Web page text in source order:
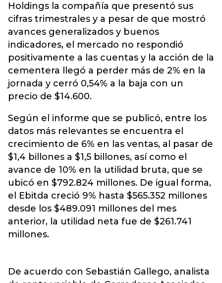
Holdings la compañía que presentó sus
cifras trimestrales y a pesar de que mostró
avances generalizados y buenos
indicadores, el mercado no respondió
positivamente a las cuentas y la acción de la
cementera llegó a perder más de 2% en la
jornada y cerró 0,54% a la baja con un
precio de $14.600.
Según el informe que se publicó, entre los
datos más relevantes se encuentra el
crecimiento de 6% en las ventas, al pasar de
$1,4 billones a $1,5 billones, así como el
avance de 10% en la utilidad bruta, que se
ubicó en $792.824 millones. De igual forma,
el Ebitda creció 9% hasta $565.352 millones
desde los $489.091 millones del mes
anterior, la utilidad neta fue de $261.741
millones.
De acuerdo con Sebastián Gallego, analista